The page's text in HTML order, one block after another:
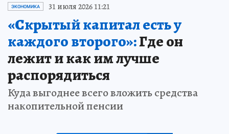
ЭКОНОМИКА 31 июля 2026 11:21
«Скрытый капитал есть у
каждого второго»:Где он
лежит и как им лучше
распорядиться
Куда выгоднее всего вложить средства
накопительной пенсии